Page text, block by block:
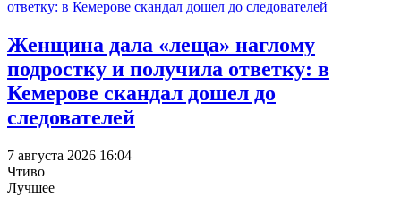
Женщина дала «леща» наглому
подростку и получила ответку: в
Кемерове скандал дошел до
следователей
7 августа 2026 16:04
Чтиво
Лучшее